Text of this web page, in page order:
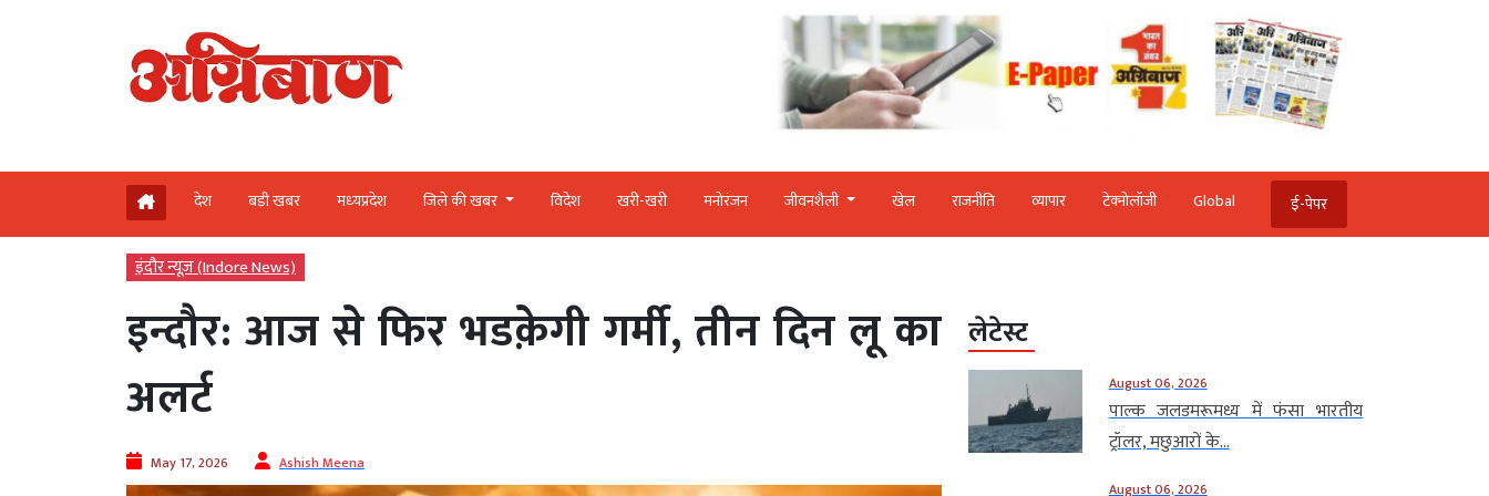
देश बड़ी खबर मध्‍यप्रदेश जिले की खबर विदेश खरी-खरी मनोरंजन जीवनशैली खेल राजनीति व्‍यापार टेक्‍नोलॉजी Global ई-पेपर
इंदौर न्यूज़ (Indore News)
इन्दौर: आज से फिर भडक़ेगी गर्मी, तीन दिन लू का
अलर्ट
May 17, 2026 Ashish Meena
लेटेस्ट
August 06, 2026
पाल्क जलडमरूमध्य में फंसा भारतीय
ट्रॉलर, मछुआरों के...
August 06, 2026